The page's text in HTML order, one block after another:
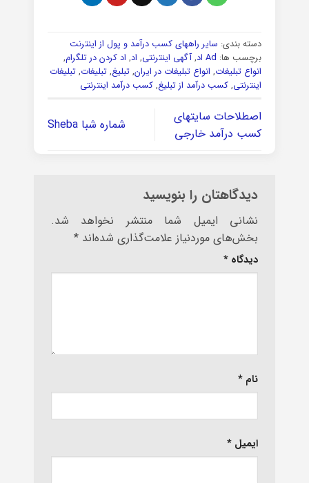
دسته بندی: سایر راههای کسب درآمد و پول از اینترنت
برچسب ها: Ad اد ,آگهی اینترنتی, اد, اد کردن در تلگرام,
انواع تبلیغات, انواع تبلیغات در ایران, تبلیغ, تبلیغات, تبلیغات
اینترنتی, کسب درآمد از تبلیغ, کسب درآمد اینترنتی
اصطلاحات سایتهای
کسب درآمد خارجی
شماره شبا Sheba
دیدگاهتان را بنویسید
نشانی ایمیل شما منتشر نخواهد شد.
بخش‌های موردنیاز علامت‌گذاری شده‌اند *
دیدگاه *
نام *
ایمیل *